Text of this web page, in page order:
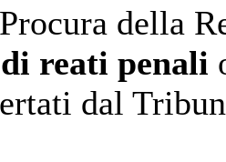
della
di reati penali
dal